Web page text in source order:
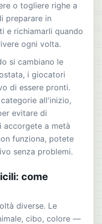
o togliere righe a
preparare in
e richiamarli quando
ogni volta.
si cambiano le
i giocatori
di essere pronti.
all'inizio,
evitare di
accorgete a metà
funziona, potete
senza problemi.
come
diverse. Le
cibo, colore —